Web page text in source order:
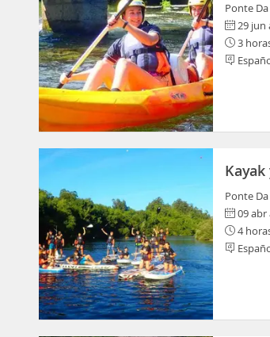
Ponte
29 jun
3
Ponte
09 abr
4